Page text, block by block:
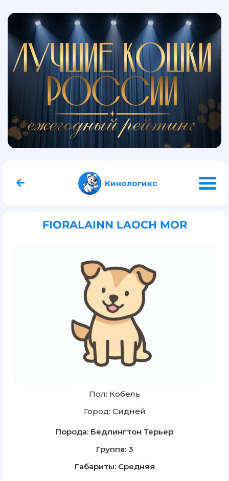
Кинологикс
FIORALAINN LAOCH MOR
Пол: Кобель
Город: Сидней
Порода: Бедлингтон Терьер
Группа: 3
Габариты: Средняя